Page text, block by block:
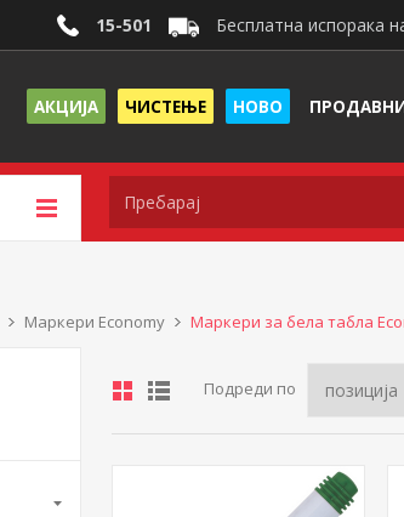
15-501 Бесплатна испорака
АКЦИЈА ЧИСТЕЊЕ НОВО
Маркери Economy Маркери за бела табла
Подреди по